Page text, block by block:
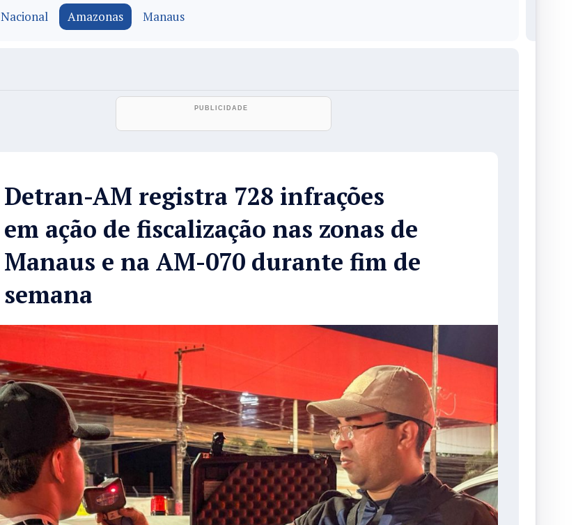
Nacional Amazonas Manaus
Detran-AM registra 728 infrações
em ação de fiscalização nas zonas de
Manaus e na AM-070 durante fim de
semana